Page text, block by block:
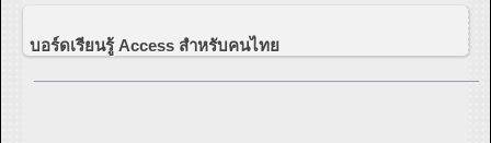
บอร์ดเรียนรู้ Access สำหรับคนไทย